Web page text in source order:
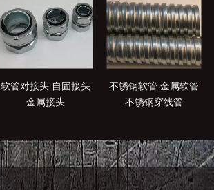
软管对接头 自固接头
金属接头
不锈钢软管 金属软管
不锈钢穿线管